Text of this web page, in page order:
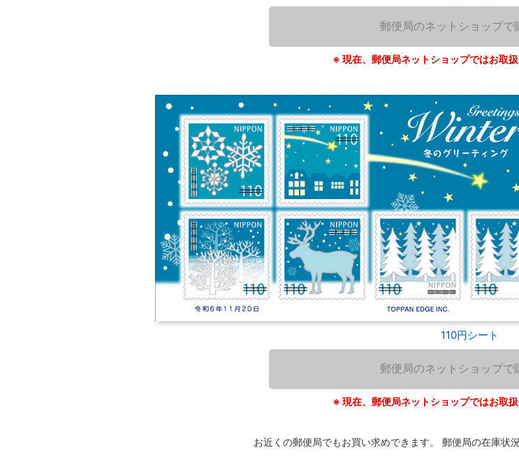
郵便局のネットショップで
※ 現在、郵便局ネットショップではお取扱
110円シート
郵便局のネットショップで
※ 現在、郵便局ネットショップではお取扱
お近くの郵便局でもお買い求めできます。 郵便局の在庫状